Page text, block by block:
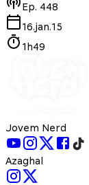
Ep. 448
16.jan.15
1h49
Jovem Nerd
Azaghal